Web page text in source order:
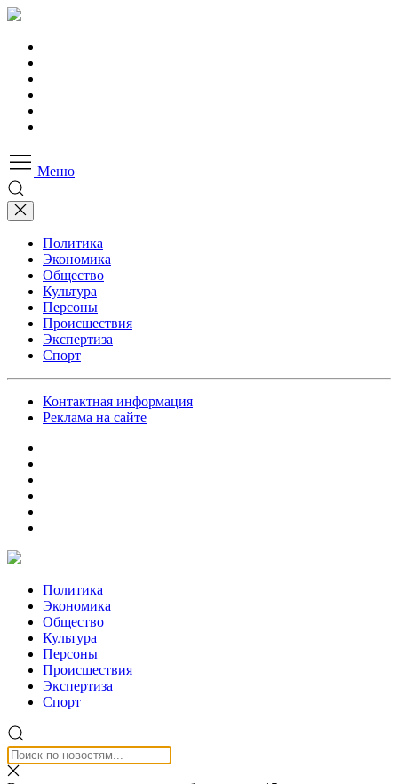
Меню
Политика
Экономика
Общество
Культура
Персоны
Происшествия
Экспертиза
Спорт
Контактная информация
Реклама на сайте
Политика
Экономика
Общество
Культура
Персоны
Происшествия
Экспертиза
Спорт